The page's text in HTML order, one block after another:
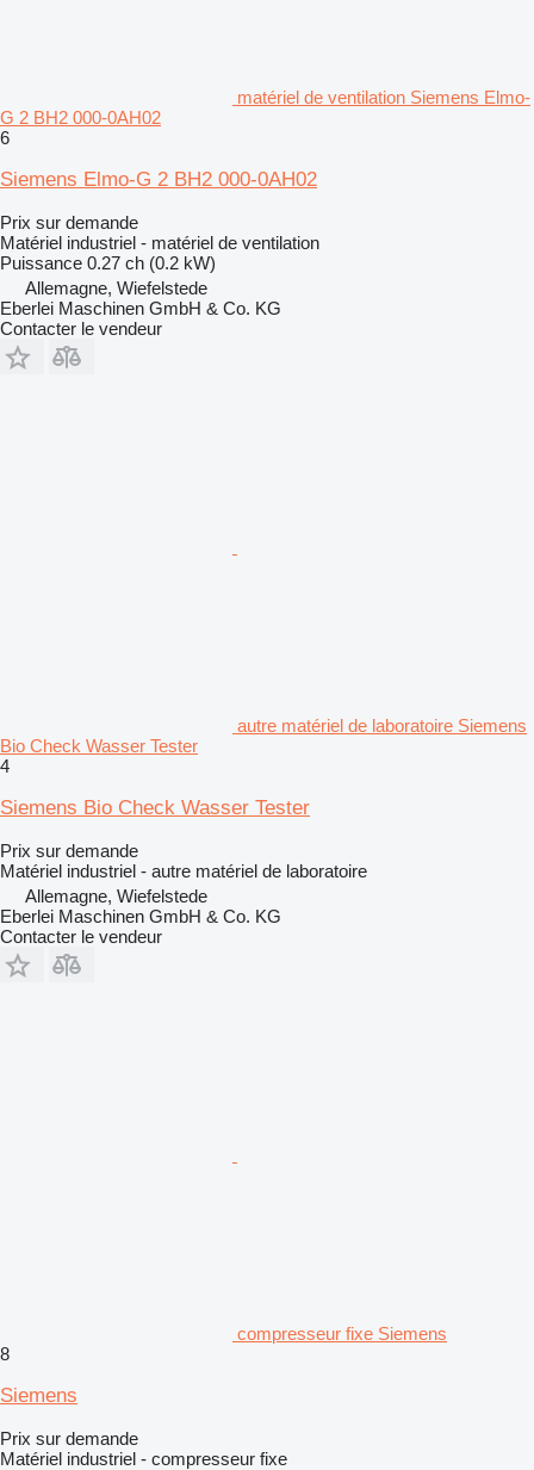
matériel de ventilation Siemens Elmo-
G 2 BH2 000-0AH02
6
Siemens Elmo-G 2 BH2 000-0AH02
Prix sur demande
Matériel industriel - matériel de ventilation
Puissance 0.27 ch (0.2 kW)
Allemagne, Wiefelstede
Eberlei Maschinen GmbH & Co. KG
Contacter le vendeur
autre matériel de laboratoire Siemens
Bio Check Wasser Tester
4
Siemens Bio Check Wasser Tester
Prix sur demande
Matériel industriel - autre matériel de laboratoire
Allemagne, Wiefelstede
Eberlei Maschinen GmbH & Co. KG
Contacter le vendeur
compresseur fixe Siemens
8
Siemens
Prix sur demande
Matériel industriel - compresseur fixe